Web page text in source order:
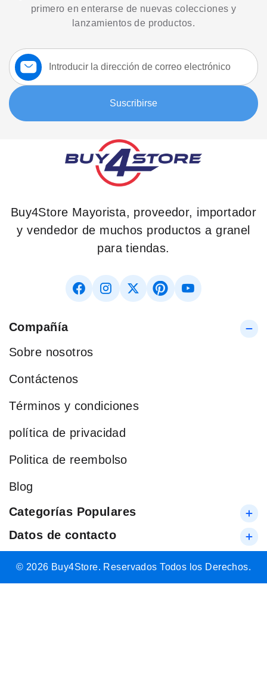
primero en enterarse de nuevas colecciones y
lanzamientos de productos.
Suscríbase
a
nuestro
boletín:
Suscribirse
Buy4Store Mayorista, proveedor, importador
y vendedor de muchos productos a granel
para tiendas.
Compañía
Sobre nosotros
Contáctenos
Términos y condiciones
política de privacidad
Politica de reembolso
Blog
Categorías Populares
Datos de contacto
© 2026 Buy4Store. Reservados Todos los Derechos.